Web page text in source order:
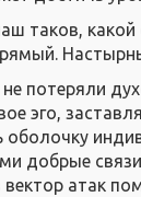
таков, какой
потеряли
эго,
оболочку
добрые
атак